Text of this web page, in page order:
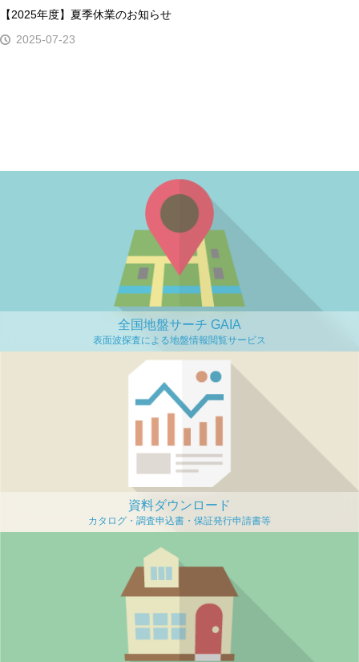
【2025年度】夏季休業のお知らせ
2025-07-23
全国地盤サーチ GAIA
資料ダウンロード